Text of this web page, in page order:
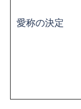
愛称の決定